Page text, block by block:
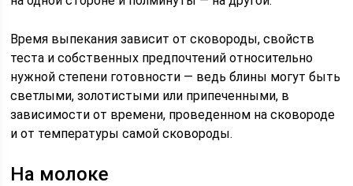
Время выпекания зависит от сковороды, свойств
теста и собственных предпочтений относительно
нужной степени готовности — ведь блины могут быть
светлыми, золотистыми или припеченными, в
зависимости от времени, проведенном на сковороде
и от температуры самой сковороды.
На молоке